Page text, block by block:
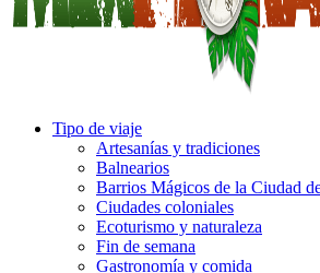
Tipo de viaje
Artesanías y tradiciones
Balnearios
Barrios Mágicos de la Ciudad
Ciudades coloniales
Ecoturismo y naturaleza
Fin de semana
Gastronomía y comida